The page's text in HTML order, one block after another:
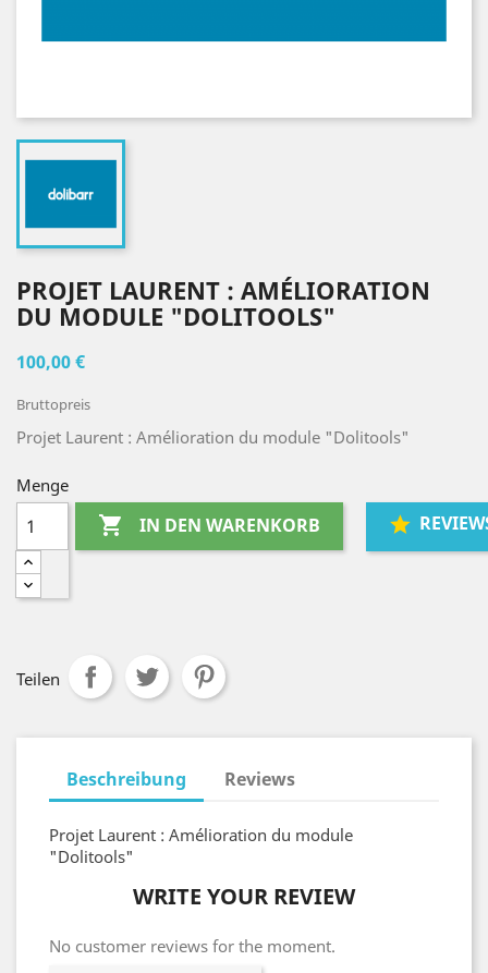
PROJET LAURENT : AMÉLIORATION
DU MODULE "DOLITOOLS"
100,00 €
Bruttopreis
Projet Laurent : Amélioration du module "Dolitools"
Menge
 IN DEN WARENKORB
Teilen
Beschreibung Reviews
Projet Laurent : Amélioration du module
"Dolitools"
WRITE YOUR REVIEW
No customer reviews for the moment.